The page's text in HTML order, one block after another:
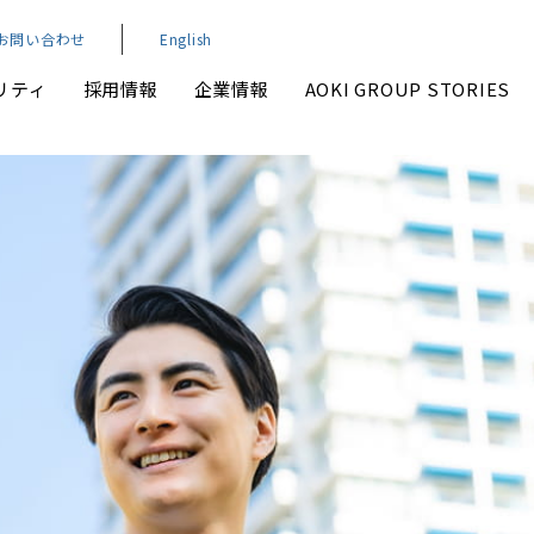
業績・財務
IRよくいただくご質問
IRお問い合わせ
ティ 採用情報 企業情報
本社アクセスマップ
AOKI GROUP STORIES
問い合わせ English